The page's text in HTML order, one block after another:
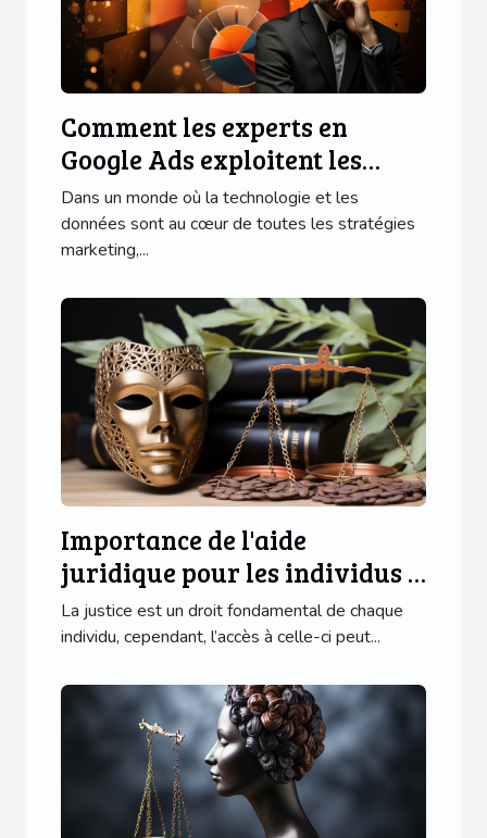
Comment les experts en
Google Ads exploitent les
données pour réussir
Dans un monde où la technologie et les
données sont au cœur de toutes les stratégies
marketing,...
Importance de l'aide
juridique pour les individus à
faible revenu
La justice est un droit fondamental de chaque
individu, cependant, l’accès à celle-ci peut...